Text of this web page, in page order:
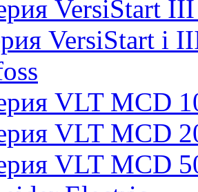
VersiStart
VersiStart i
VLT MCD
VLT MCD
VLT MCD